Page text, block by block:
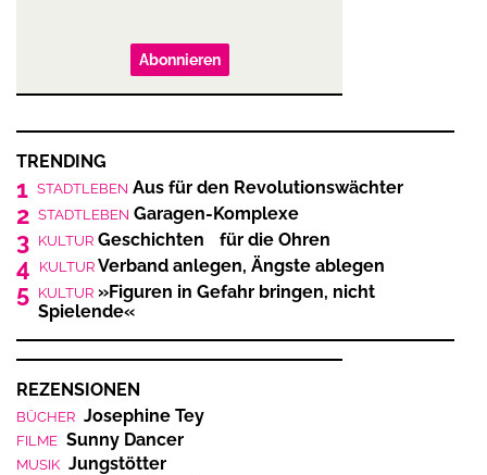
Abonnieren
TRENDING
1 STADTLEBEN Aus für den Revolutionswächter
2 STADTLEBEN Garagen-Komplexe
3 KULTUR Geschichten für die Ohren
4 KULTUR Verband anlegen, Ängste ablegen
5 KULTUR »Figuren in Gefahr bringen, nicht
Spielende«
REZENSIONEN
BÜCHER Josephine Tey
FILME Sunny Dancer
MUSIK Jungstötter